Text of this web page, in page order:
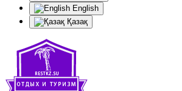
English
Қазақ